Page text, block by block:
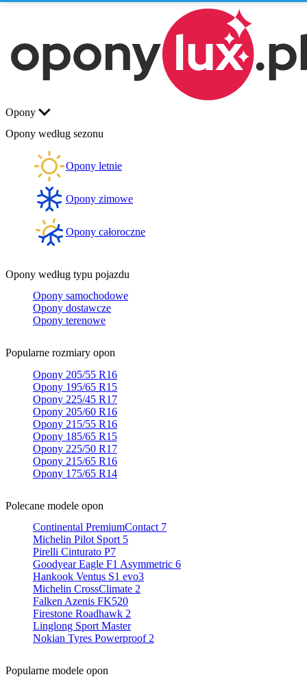
Opony
Opony według sezonu
Opony letnie
Opony zimowe
Opony całoroczne
Opony według typu pojazdu
Opony samochodowe
Opony dostawcze
Opony terenowe
Popularne rozmiary opon
Opony 205/55 R16
Opony 195/65 R15
Opony 225/45 R17
Opony 205/60 R16
Opony 215/55 R16
Opony 185/65 R15
Opony 225/50 R17
Opony 215/65 R16
Opony 175/65 R14
Polecane modele opon
Continental PremiumContact 7
Michelin Pilot Sport 5
Pirelli Cinturato P7
Goodyear Eagle F1 Asymmetric 6
Hankook Ventus S1 evo3
Michelin CrossClimate 2
Falken Azenis FK520
Firestone Roadhawk 2
Linglong Sport Master
Nokian Tyres Powerproof 2
Popularne modele opon